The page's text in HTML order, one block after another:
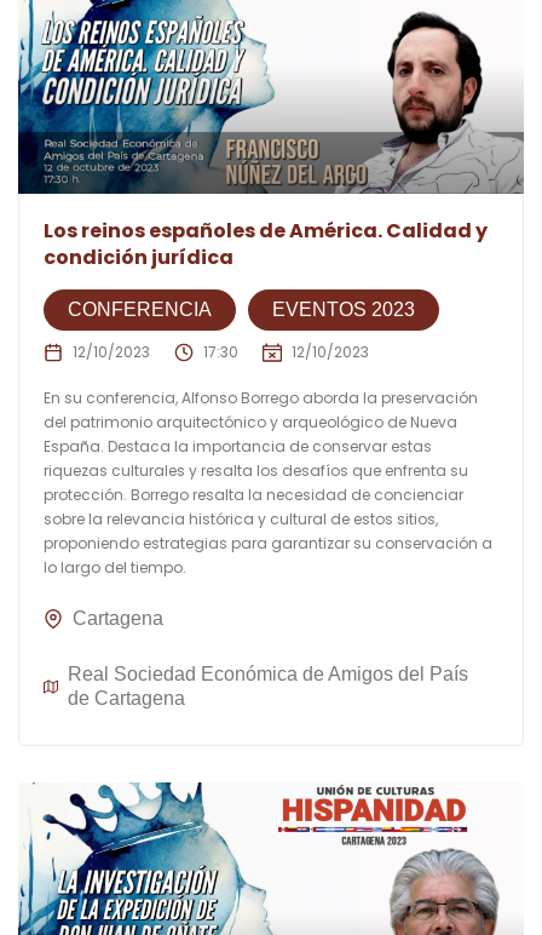
Los reinos españoles de América. Calidad y
condición jurídica
CONFERENCIA EVENTOS 2023
12/10/2023 17:30 12/10/2023
En su conferencia, Alfonso Borrego aborda la preservación
del patrimonio arquitectónico y arqueológico de Nueva
España. Destaca la importancia de conservar estas
riquezas culturales y resalta los desafíos que enfrenta su
protección. Borrego resalta la necesidad de concienciar
sobre la relevancia histórica y cultural de estos sitios,
proponiendo estrategias para garantizar su conservación a
lo largo del tiempo.
Cartagena
Real Sociedad Económica de Amigos del País
de Cartagena